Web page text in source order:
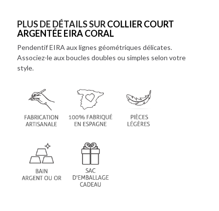
PLUS DE DÉTAILS SURCOLLIER COURT
ARGENTÉE EIRA CORAL
Pendentif EIRA aux lignes géométriques délicates.
Associez-le aux boucles doubles ou simples selon votre
style.